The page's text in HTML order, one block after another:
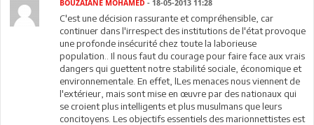
BOUZAIANE MOHAMED - 18-05-2013 11:28
C'est une décision rassurante et compréhensible, car
continuer dans l'irrespect des institutions de l'état provoque
une profonde insécurité chez toute la laborieuse
population.. Il nous faut du courage pour faire face aux vrais
dangers qui guettent notre stabilité sociale, économique et
environnementale. En effet, lLes menaces nous viennent de
l'extérieur, mais sont mise en œuvre par des nationaux qui
se croient plus intelligents et plus musulmans que leurs
concitoyens. Les objectifs essentiels des marionnettistes est